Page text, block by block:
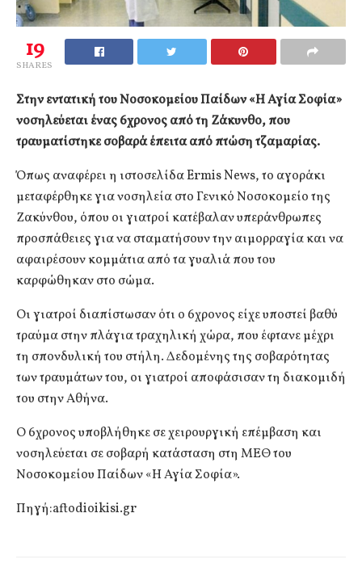
19
SHARES
Στην εντατική του Νοσοκομείου Παίδων «Η Αγία Σοφία»
νοσηλεύεται ένας 6χρονος από τη Ζάκυνθο, που
τραυματίστηκε σοβαρά έπειτα από πτώση τζαμαρίας.
Όπως αναφέρει η ιστοσελίδα Ermis News, το αγοράκι
μεταφέρθηκε για νοσηλεία στο Γενικό Νοσοκομείο της
Ζακύνθου, όπου οι γιατροί κατέβαλαν υπεράνθρωπες
προσπάθειες για να σταματήσουν την αιμορραγία και να
αφαιρέσουν κομμάτια από τα γυαλιά που του
καρφώθηκαν στο σώμα.
Οι γιατροί διαπίστωσαν ότι ο 6χρονος είχε υποστεί βαθύ
τραύμα στην πλάγια τραχηλική χώρα, που έφτανε μέχρι
τη σπονδυλική του στήλη. Δεδομένης της σοβαρότητας
των τραυμάτων του, οι γιατροί αποφάσισαν τη διακομιδή
του στην Αθήνα.
Ο 6χρονος υποβλήθηκε σε χειρουργική επέμβαση και
νοσηλεύεται σε σοβαρή κατάσταση στη ΜΕΘ του
Νοσοκομείου Παίδων «Η Αγία Σοφία».
Πηγή:aftodioikisi.gr